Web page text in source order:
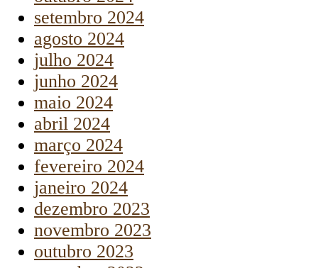
setembro 2024
agosto 2024
julho 2024
junho 2024
maio 2024
abril 2024
março 2024
fevereiro 2024
janeiro 2024
dezembro 2023
novembro 2023
outubro 2023